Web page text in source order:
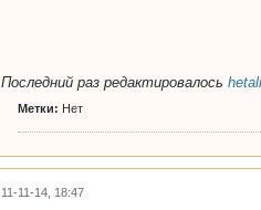
Последний раз редактировалось
Метки: Нет
11-11-14, 18:47